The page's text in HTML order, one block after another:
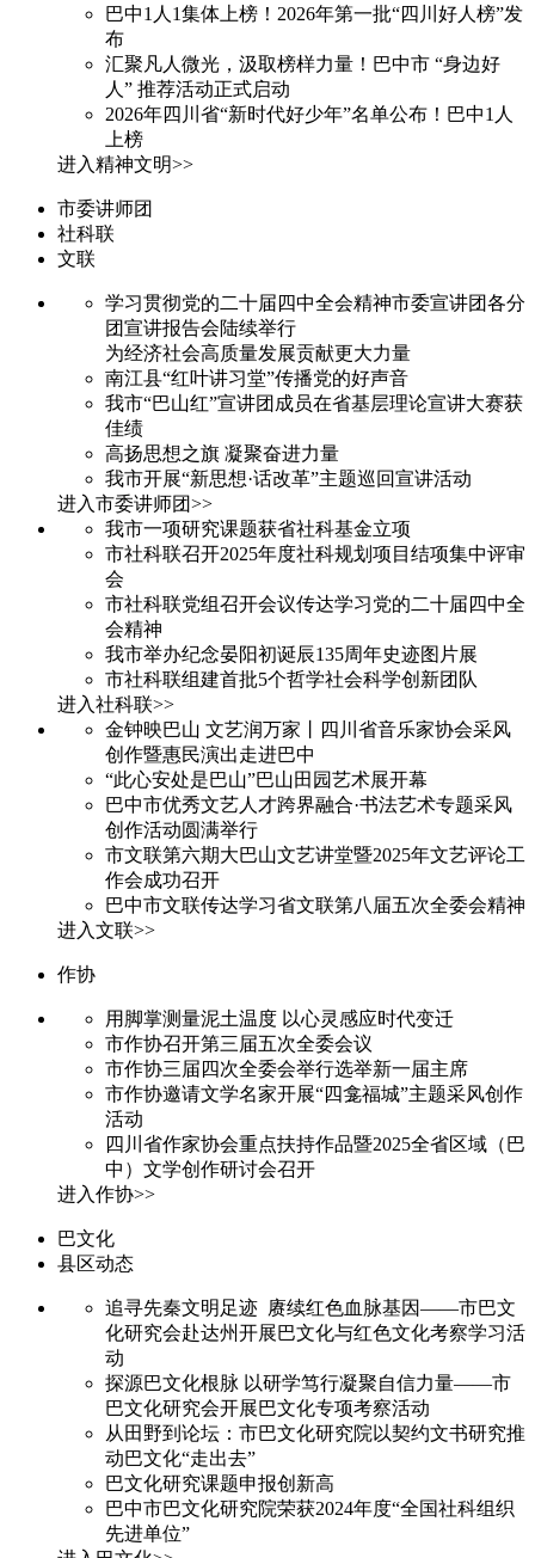
巴中1人1集体上榜！2026年第一批“四川好人榜”发
布
汇聚凡人微光，汲取榜样力量！巴中市 “身边好
人” 推荐活动正式启动
2026年四川省“新时代好少年”名单公布！巴中1人
上榜
进入精神文明>>
市委讲师团
社科联
文联
学习贯彻党的二十届四中全会精神市委宣讲团各分
团宣讲报告会陆续举行
为经济社会高质量发展贡献更大力量
南江县“红叶讲习堂”传播党的好声音
我市“巴山红”宣讲团成员在省基层理论宣讲大赛获
佳绩
高扬思想之旗 凝聚奋进力量
我市开展“新思想·话改革”主题巡回宣讲活动
进入市委讲师团>>
我市一项研究课题获省社科基金立项
市社科联召开2025年度社科规划项目结项集中评审
会
市社科联党组召开会议传达学习党的二十届四中全
会精神
我市举办纪念晏阳初诞辰135周年史迹图片展
市社科联组建首批5个哲学社会科学创新团队
进入社科联>>
金钟映巴山 文艺润万家丨四川省音乐家协会采风
创作暨惠民演出走进巴中
“此心安处是巴山”巴山田园艺术展开幕
巴中市优秀文艺人才跨界融合·书法艺术专题采风
创作活动圆满举行
市文联第六期大巴山文艺讲堂暨2025年文艺评论工
作会成功召开
巴中市文联传达学习省文联第八届五次全委会精神
进入文联>>
作协
用脚掌测量泥土温度 以心灵感应时代变迁
市作协召开第三届五次全委会议
市作协三届四次全委会举行选举新一届主席
市作协邀请文学名家开展“四龛福城”主题采风创作
活动
四川省作家协会重点扶持作品暨2025全省区域（巴
中）文学创作研讨会召开
进入作协>>
巴文化
县区动态
追寻先秦文明足迹 赓续红色血脉基因——市巴文
化研究会赴达州开展巴文化与红色文化考察学习活
动
探源巴文化根脉 以研学笃行凝聚自信力量——市
巴文化研究会开展巴文化专项考察活动
从田野到论坛：市巴文化研究院以契约文书研究推
动巴文化“走出去”
巴文化研究课题申报创新高
巴中市巴文化研究院荣获2024年度“全国社科组织
先进单位”